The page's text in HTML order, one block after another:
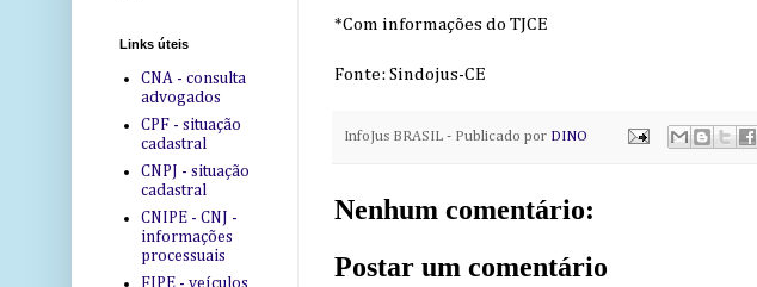
*Com informações do TJCE
Fonte: Sindojus-CE
InfoJus BRASIL - Publicado por DINO
Nenhum comentário:
Postar um comentário
Links úteis
CNA - consulta
advogados
CPF - situação
cadastral
CNPJ - situação
cadastral
CNIPE - CNJ -
informações
processuais
FIPE - veículos